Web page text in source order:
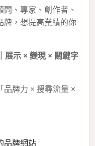
、專家、創作者、
牌，想提高業績的你
展示 × 變現 × 關鍵字
牌力 × 搜尋流量 ×
品牌網站